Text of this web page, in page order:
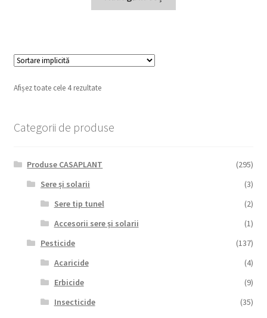
Afișez toate cele 4 rezultate
Categorii de produse
Produse CASAPLANT
(295)
Sere și solarii
(3)
Sere tip tunel
(2)
Accesorii sere și solarii
(1)
Pesticide
(137)
Acaricide
(4)
Erbicide
(9)
Insecticide
(35)